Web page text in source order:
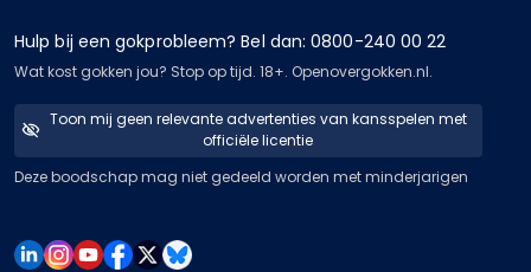
Hulp bij een gokprobleem? Bel dan: 0800-240 00 22
Wat kost gokken jou? Stop op tijd. 18+. Openovergokken.nl.
Toon mij geen relevante advertenties van kansspelen met
officiële licentie
Deze boodschap mag niet gedeeld worden met minderjarigen